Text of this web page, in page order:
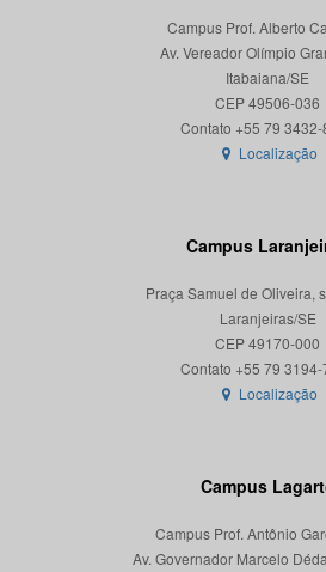
Campus Prof. Alberto
Av. Vereador Olímpio
Itabaiana/SE
CEP 49506-036
Localização
Campus
Praça Samuel de Oliveira,
Laranjeiras/SE
CEP 49170-000
Localização
Campus
Campus Prof. Antônio
Av. Governador Marcelo